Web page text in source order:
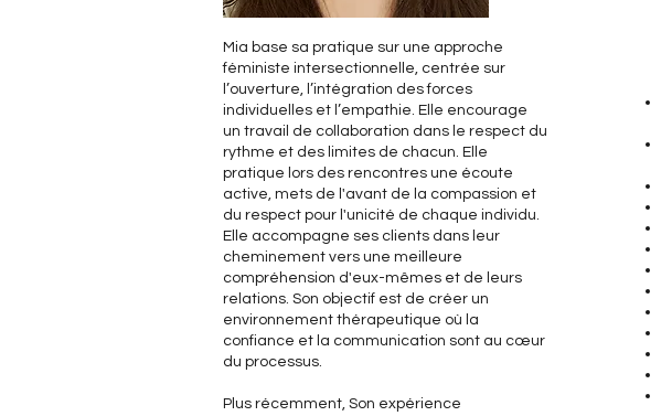
Mia base sa pratique sur une approche
féministe intersectionnelle, centrée sur
l’ouverture, l’intégration des forces
individuelles et l’empathie. Elle encourage
un travail de collaboration dans le respect du
rythme et des limites de chacun. Elle
pratique lors des rencontres une écoute
active, mets de l'avant de la compassion et
du respect pour l'unicité de chaque individu.
Elle accompagne ses clients dans leur
cheminement vers une meilleure
compréhension d'eux-mêmes et de leurs
relations. Son objectif est de créer un
environnement thérapeutique où la
confiance et la communication sont au cœur
du processus.
Plus récemment, Son expérience